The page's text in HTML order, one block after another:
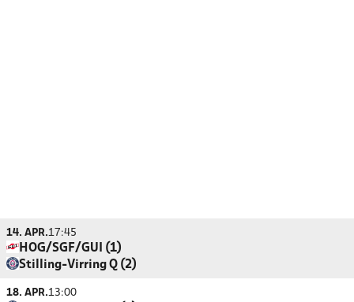
14. APR.17:45
HOG/SGF/GUI (1)
Stilling-Virring Q (2)
18. APR.13:00